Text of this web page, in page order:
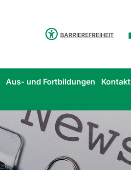
BARRIEREFREIHEIT
Aus- und Fortbildungen Kontakt